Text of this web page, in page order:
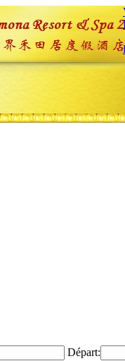
Départ: